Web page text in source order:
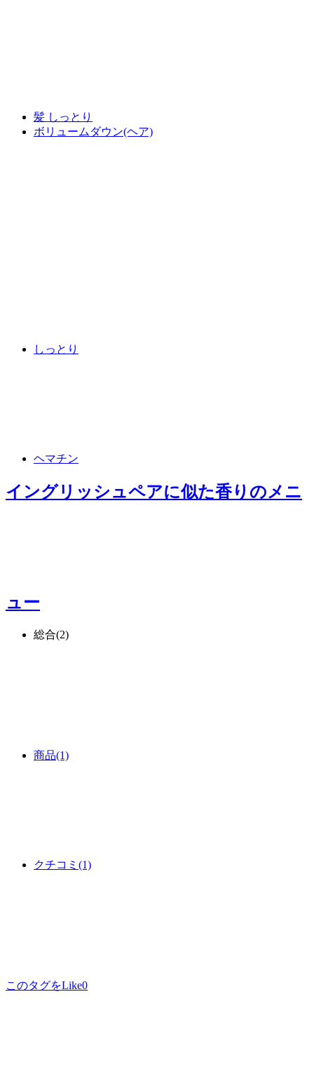
髪 しっとり
ボリュームダウン(ヘア)
しっとり
ヘマチン
イングリッシュペアに似た香り のメニ
ュー
総合(2)
商品(1)
クチコミ (1)
このタグをLike0